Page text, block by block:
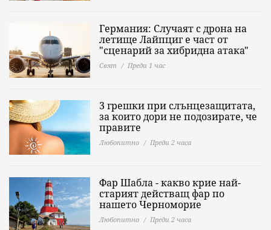
Германия: Случаят с дрона на
летище Лайпциг е част от
"сценарий за хибридна атака"
Свят Преди 1 час
3 грешки при слънцезащитата,
за които дори не подозирате, че
правите
Любопитно Преди 2 часа
Фар Шабла - какво крие най-
старият действащ фар по
нашето Черноморие
Любопитно Преди 2 часа